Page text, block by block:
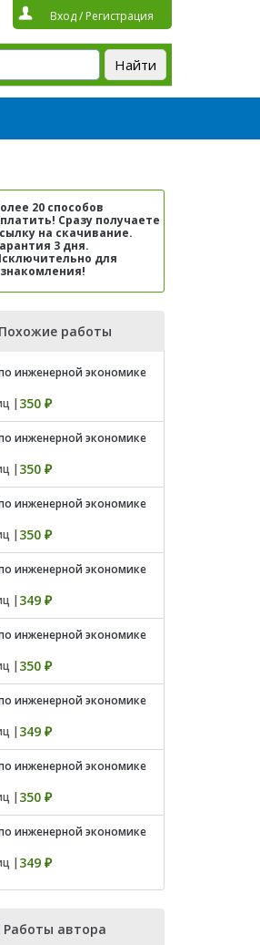
Вход/ Регистрация
20 способов
Сразу получаете
на скачивание.
3 дня.
для
Похожие работы
инженерной экономике
| 350 ₽
инженерной экономике
| 350 ₽
инженерной экономике
| 350 ₽
инженерной экономике
| 349 ₽
инженерной экономике
| 350 ₽
инженерной экономике
| 349 ₽
инженерной экономике
| 350 ₽
инженерной экономике
| 349 ₽
Работы автора